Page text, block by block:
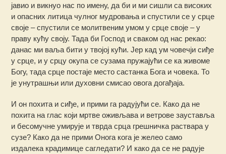
јавио и викнуо нас по имену, да би и ми сишли са високих
и опасних литица чулног мудровања и спустили се у срце
своје – спустили се молитвеним умом у срце своје – у
праву кућу своју. Тада би Господ и сваком од нас рекао:
данас ми ваља бити у твојој кући. Јер кад ум човечји сиђе
у срце, и у срцу окупа се сузама пружајући се ка живоме
Богу, тада срце постаје место састанка Бога и човека. То
је унутрашњи или духовни смисао овога догађаја.
И он похита и сиђе, и прими га радујући се. Како да не
похита на глас који мртве оживљава и ветрове зауставља
и бесомучне умирује и тврда срца грешничка раствара у
сузе? Како да не прими Онога кога је желео само
издалека крадимице сагледати? И како да се не радује